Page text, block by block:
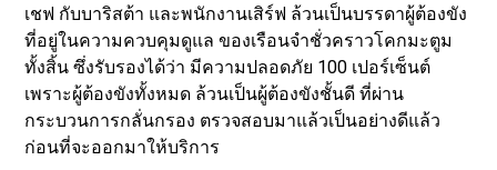
เชฟ กับบาริสต้า และพนักงานเสิร์ฟ ล้วนเป็นบรรดาผู้ต้องขัง
ที่อยู่ในความควบคุมดูแล ของเรือนจำชั่วคราวโคกมะตูม
ทั้งสิ้น ซึ่งรับรองได้ว่า มีความปลอดภัย 100 เปอร์เซ็นต์
เพราะผู้ต้องขังทั้งหมด ล้วนเป็นผู้ต้องขังชั้นดี ที่ผ่าน
กระบวนการกลั่นกรอง ตรวจสอบมาแล้วเป็นอย่างดีแล้ว
ก่อนที่จะออกมาให้บริการ